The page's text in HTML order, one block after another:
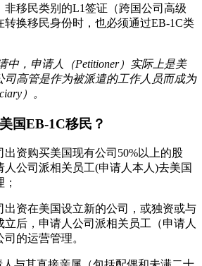
非移民类别的L1签证（跨国公司高级
换移民身份时，也必须通过EB-1C类
中，申请人（Petitioner）实际上是美
司高管是作为被派遣的工作人员而成为
）。
国EB-1C移民？
资购买美国现有公司50%以上的股
公司派相关员工(申请人本人)去美国
出资在美国设立新的公司，或独资或与
后，申请人公司派相关员工（申请人
的运营管理。